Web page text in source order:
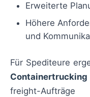
Erweiterte
Höhere
und
Für Spediteure
Containertrucking
freight-